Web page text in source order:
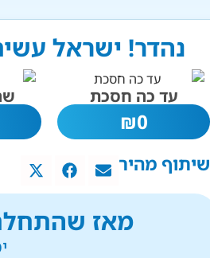
נהדר! ישראל
עד כה חסכת
0
₪
שיתוף מהיר
מאז